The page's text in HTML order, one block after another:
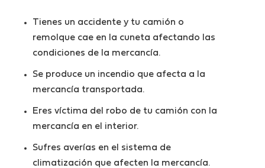
Tienes un accidente y tu camión o
remolque cae en la cuneta afectando las
condiciones de la mercancía.
Se produce un incendio que afecta a la
mercancía transportada.
Eres víctima del robo de tu camión con la
mercancía en el interior.
Sufres averías en el sistema de
climatización que afecten la mercancía.